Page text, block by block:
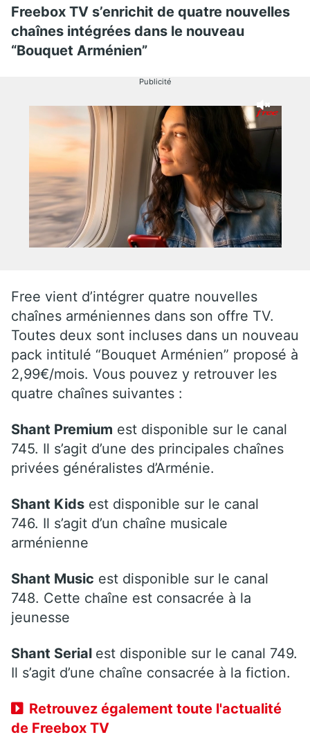
Freebox TV s’enrichit de quatre nouvelles
chaînes intégrées dans le nouveau
“Bouquet Arménien”
Publicité
Free vient d’intégrer quatre nouvelles
chaînes arméniennes dans son offre TV.
Toutes deux sont incluses dans un nouveau
pack intitulé “Bouquet Arménien” proposé à
2,99€/mois. Vous pouvez y retrouver les
quatre chaînes suivantes :
Shant Premium est disponible sur le canal
745. Il s’agit d’une des principales chaînes
privées généralistes d’Arménie.
Shant Kids est disponible sur le canal
746. Il s’agit d’un chaîne musicale
arménienne
Shant Music est disponible sur le canal
748. Cette chaîne est consacrée à la
jeunesse
Shant Serial est disponible sur le canal 749.
Il s’agit d’une chaîne consacrée à la fiction.
Retrouvez également toute l'actualité
de Freebox TV